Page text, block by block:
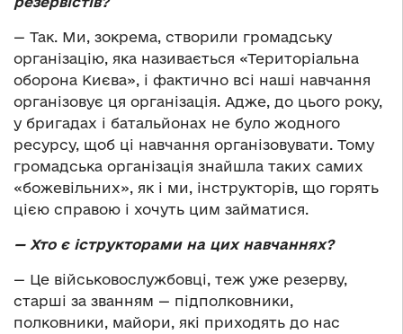
— Так. Ми, зокрема, створили громадську
організацію, яка називається «Територіальна
оборона Києва», і фактично всі наші навчання
організовує ця організація. Адже, до цього року,
у бригадах і батальйонах не було жодного
ресурсу, щоб ці навчання організовувати. Тому
громадська організація знайшла таких самих
«божевільних», як і ми, інструкторів, що горять
цією справою і хочуть цим займатися.
—Хто є іструкторами на цих навчаннях?
— Це військовослужбовці, теж уже резерву,
старші за званням — підполковники,
полковники, майори, які приходять до нас